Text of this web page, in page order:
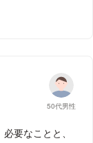
50代男性
要なことと、